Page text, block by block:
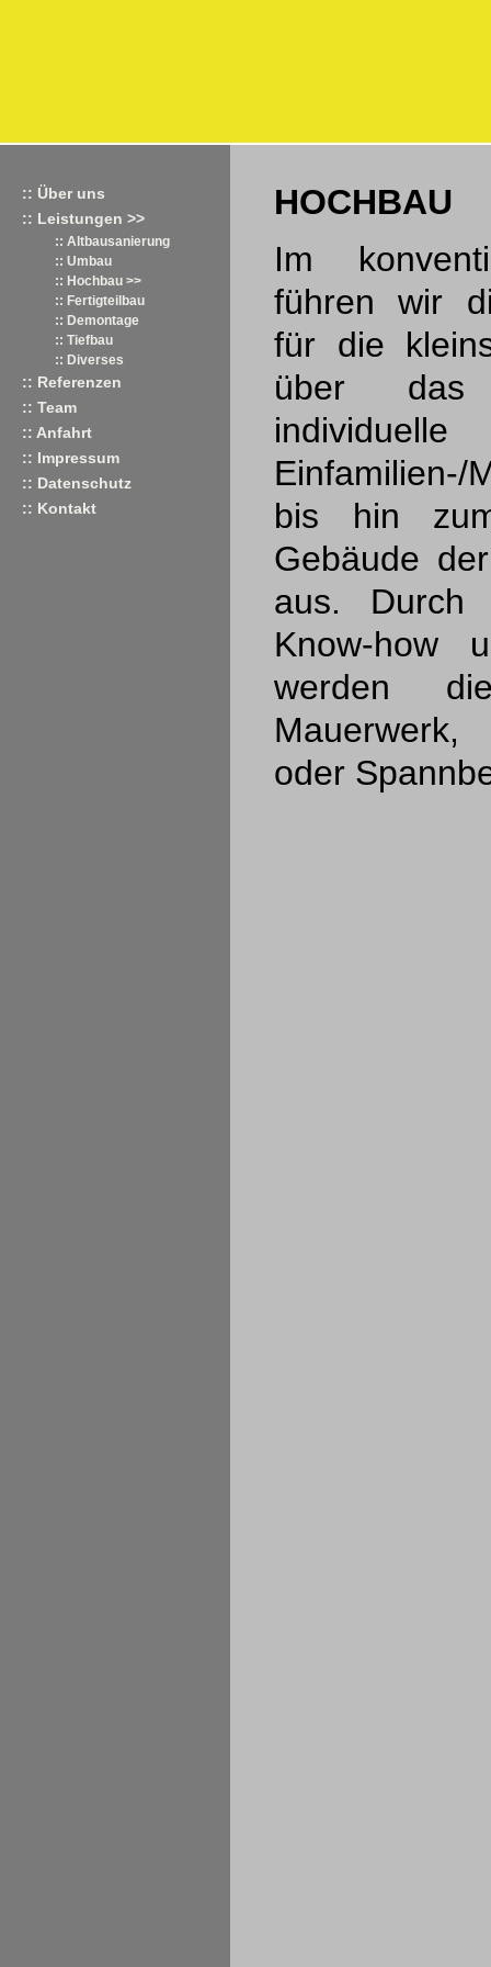
:: Über uns
:: Leistungen >>
:: Altbausanierung
:: Umbau
:: Hochbau >>
:: Fertigteilbau
:: Demontage
:: Tiefbau
:: Diverses
:: Referenzen
:: Team
:: Anfahrt
:: Impressum
:: Datenschutz
:: Kontakt
HOCHBAU
Im
führen wir
für die
über das
individuelle
Einfamilien-/
bis hin
Gebäude
aus. Durch
Know-how
werden
Mauerwerk,
oder